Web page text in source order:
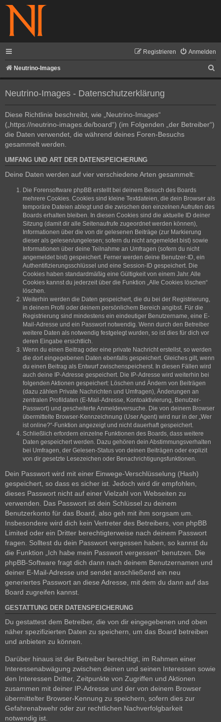
Anmelden
Registrieren
Neutrino-Images
u
Neutrino-Images - Datenschutzerklärung
Diese Richtlinie beschreibt, wie „Neutrino-Images“
(„https://neutrino-images.de/board“) (im Folgenden „der Betreiber“)
die Daten verwendet, die während deines Foren-Besuchs
gesammelt werden.
UMFANG UND ART DER DATENSPEICHERUNG
Deine Daten werden auf vier verschiedene Arten gesammelt:
Die Forensoftware phpBB erstellt bei deinem Besuch des Boards
mehrere Cookies. Cookies sind kleine Textdateien, die dein Browser als
temporäre Dateien ablegt und die zwischen den einzelnen Aufrufen des
Boards erhalten bleiben. In diesen Cookies sind die aktuelle ID deiner
Sitzung (damit dir alle Seitenaufrufe zugeordnet werden können),
Informationen über die von dir gelesenen Beiträge (zur Markierung
dieser als gelesen/ungelesen; sofern du nicht angemeldet bist) sowie
Informationen über deine Teilnahme an Umfragen (sofern du nicht
angemeldet bist) gespeichert. Ferner werden deine Benutzer-ID, ein
Authentifizierungsschlüssel und eine Session-ID gespeichert. Die
Cookies haben standardmäßig eine Gültigkeit von einem Jahr. Alle
Cookies kannst du jederzeit über die Funktion „Alle Cookies löschen“
löschen.
Weiterhin werden die Daten gespeichert, die du bei der Registrierung,
in deinem Profil oder deinem persönlichem Bereich angibst. Für die
Registrierung sind mindestens ein eindeutiger Benutzername, eine E-
Mail-Adresse und ein Passwort notwendig. Wenn durch den Betreiber
weitere Daten als notwendig festgelegt wurden, so ist dies für dich vor
deren Eingabe ersichtlich.
Wenn du einen Beitrag oder eine private Nachricht erstellst, so werden
die dort eingegebenen Daten ebenfalls gespeichert. Gleiches gilt, wenn
du einen Beitrag als Entwurf zwischenspeicherst. In diesen Fällen wird
auch deine IP-Adresse gespeichert. Die IP-Adresse wird weiterhin bei
folgenden Aktionen gespeichert: Löschen und Ändern von Beiträgen
(dazu zählen Private Nachrichten und Umfragen), Änderungen an
zentralen Profildaten (E-Mail-Adresse, Kontoaktivierung, Benutzer-
Passwort) und gescheiterte Anmeldeversuche. Die von deinem Browser
übermittelte Browser-Kennzeichnung (User Agent) wird nur in der „Wer
ist online?“-Funktion angezeigt und nicht dauerhaft gespeichert.
Schließlich erfordern einzelne Funktionen des Boards, dass weitere
Daten gespeichert werden. Dazu gehören dein Abstimmungsverhalten
bei Umfragen, der Gelesen-Status von deinen Beiträgen oder explizit
von dir gesetzte Lesezeichen oder Benachrichtigungsfunktionen.
Dein Passwort wird mit einer Einwege-Verschlüsselung (Hash)
gespeichert, so dass es sicher ist. Jedoch wird dir empfohlen,
dieses Passwort nicht auf einer Vielzahl von Webseiten zu
verwenden. Das Passwort ist dein Schlüssel zu deinem
Benutzerkonto für das Board, also geh mit ihm sorgsam um.
Insbesondere wird dich kein Vertreter des Betreibers, von phpBB
Limited oder ein Dritter berechtigterweise nach deinem Passwort
fragen. Solltest du dein Passwort vergessen haben, so kannst du
die Funktion „Ich habe mein Passwort vergessen“ benutzen. Die
phpBB-Software fragt dich dann nach deinem Benutzernamen und
deiner E-Mail-Adresse und sendet anschließend ein neu
generiertes Passwort an diese Adresse, mit dem du dann auf das
Board zugreifen kannst.
GESTATTUNG DER DATENSPEICHERUNG
Du gestattest dem Betreiber, die von dir eingegebenen und oben
näher spezifizierten Daten zu speichern, um das Board betreiben
und anbieten zu können.
Darüber hinaus ist der Betreiber berechtigt, im Rahmen einer
Interessenabwägung zwischen deinen und seinen Interessen sowie
den Interessen Dritter, Zeitpunkte von Zugriffen und Aktionen
zusammen mit deiner IP-Adresse und der von deinem Browser
übermittelter Browser-Kennung zu speichern, sofern dies zur
Gefahrenabwehr oder zur rechtlichen Nachverfolgbarkeit
notwendig ist.